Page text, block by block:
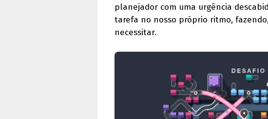
planejador com uma urgência
tarefa no nosso próprio ritmo,
necessitar.